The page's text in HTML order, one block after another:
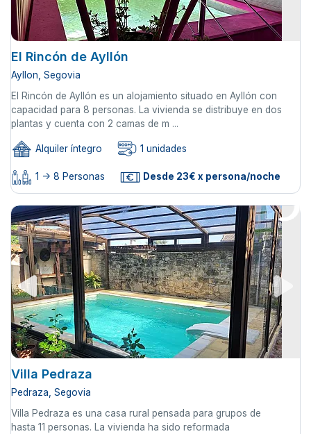
El Rincón de Ayllón
Ayllon, Segovia
El Rincón de Ayllón es un alojamiento situado en Ayllón con
capacidad para 8 personas. La vivienda se distribuye en dos
plantas y cuenta con 2 camas de m ...
Alquiler íntegro 1 unidades
1 -> 8 Personas Desde 23€ x persona/noche
Villa Pedraza
Pedraza, Segovia
Villa Pedraza es una casa rural pensada para grupos de
hasta 11 personas. La vivienda ha sido reformada